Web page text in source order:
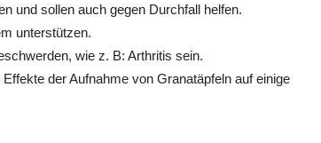
und sollen auch gegen Durchfall helfen.
unterstützen.
wie z. B: Arthritis sein.
der Aufnahme von Granatäpfeln auf einige